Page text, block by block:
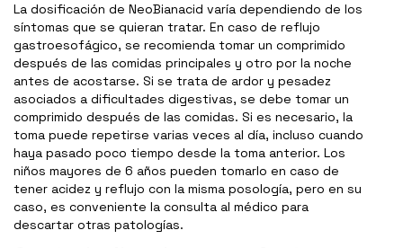
La dosificación de NeoBianacid varía dependiendo de los
síntomas que se quieran tratar. En caso de reflujo
gastroesofágico, se recomienda tomar un comprimido
después de las comidas principales y otro por la noche
antes de acostarse. Si se trata de ardor y pesadez
asociados a dificultades digestivas, se debe tomar un
comprimido después de las comidas. Si es necesario, la
toma puede repetirse varias veces al día, incluso cuando
haya pasado poco tiempo desde la toma anterior. Los
niños mayores de 6 años pueden tomarlo en caso de
tener acidez y reflujo con la misma posología, pero en su
caso, es conveniente la consulta al médico para
descartar otras patologías.